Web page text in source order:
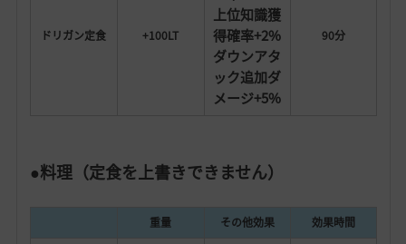
ドリガン定食 +100LT
上位知識獲
得確率+2%
ダウンアタ
ック追加ダ
メージ+5%
90分
●料理（定食を上書きできません）
重量 その他効果
効果時間